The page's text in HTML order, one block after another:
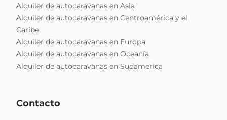
Alquiler de autocaravanas en Asia
Alquiler de autocaravanas en Centroamérica y el
Caribe
Alquiler de autocaravanas en Europa
Alquiler de autocaravanas en Oceanía
Alquiler de autocaravanas en Sudamerica
Contacto